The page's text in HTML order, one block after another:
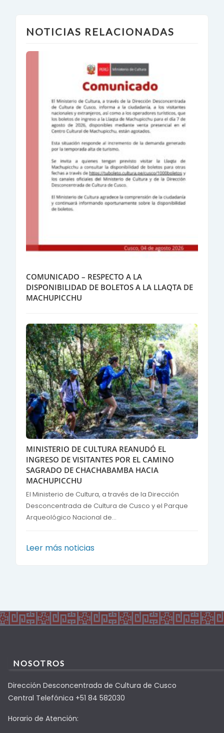
NOTICIAS RELACIONADAS
COMUNICADO – RESPECTO A LA
DISPONIBILIDAD DE BOLETOS A LA LLAQTA DE
MACHUPICCHU
MINISTERIO DE CULTURA REANUDÓ EL
INGRESO DE VISITANTES POR EL CAMINO
SAGRADO DE CHACHABAMBA HACIA
MACHUPICCHU
El Ministerio de Cultura, a través de la Dirección
Desconcentrada de Cultura de Cusco y el Parque
Arqueológico Nacional de...
Leer más noticias
NOSOTROS
Dirección Desconcentrada de Cultura de Cusco
Central Telefónica +51 84 582030
Horario de Atención: